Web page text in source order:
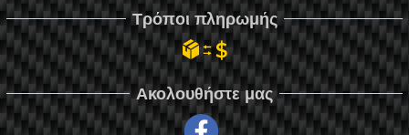
Τρόποι πληρωμής
Ακολουθήστε μας